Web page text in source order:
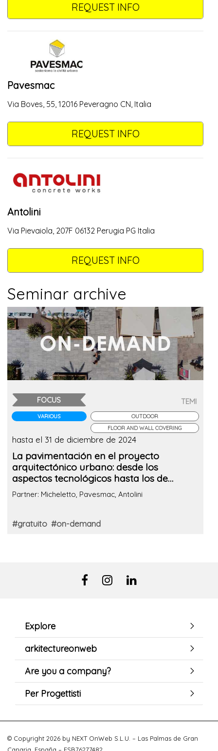
REQUEST INFO
Pavesmac
Via Boves, 55, 12016 Peveragno CN, Italia
REQUEST INFO
Antolini
Via Pievaiola, 207F 06132 Perugia PG Italia
REQUEST INFO
Seminar archive
FOCUS
VARIOUS
TEMI
OUTDOOR
FLOOR AND WALL COVERING
hasta el 31 de diciembre de 2024
La pavimentación en el proyecto
arquitectónico urbano: desde los
aspectos tecnológicos hasta los de
rendimiento y ecológicos.
Partner: Micheletto, Pavesmac, Antolini
#gratuito #on-demand
Explore
arkitectureonweb
Are you a company?
Per Progettisti
© Copyright 2026 by NEXT OnWeb S.L.U. – Las Palmas de Gran
Canaria. España – ESB76277482